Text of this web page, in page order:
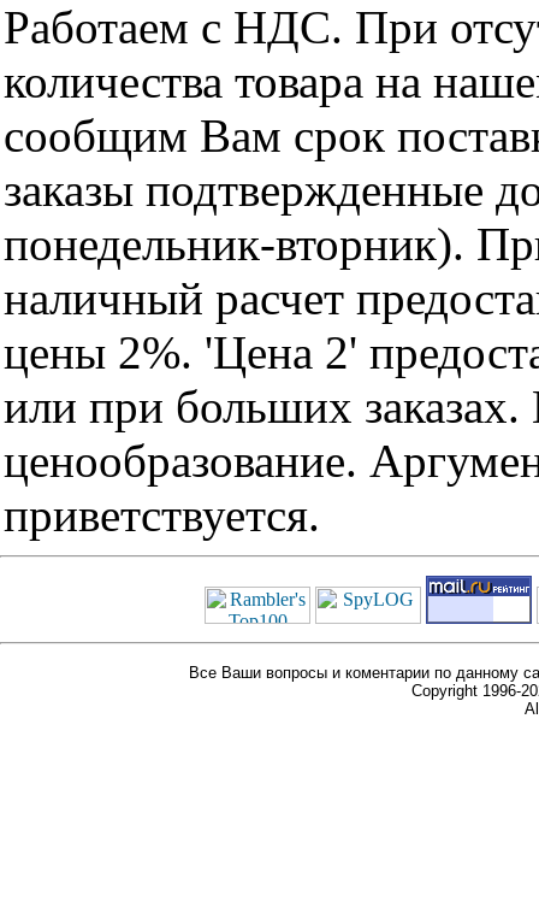
Работаем с НДС. При
количества товара на
сообщим Вам срок
заказы подтвержденные
понедельник-вторник).
наличный расчет
цены 2%. 'Цена 2'
или при больших
ценообразование.
приветствуется.
Все Ваши вопросы и коментарии по данному
Copyright 1996-